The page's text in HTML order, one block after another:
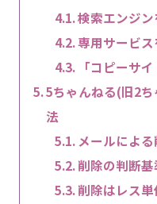
検索エンジ
専用サービ
「コピーサ
5ちゃんねる(旧2
法
メールによ
削除の判断基
削除はレス